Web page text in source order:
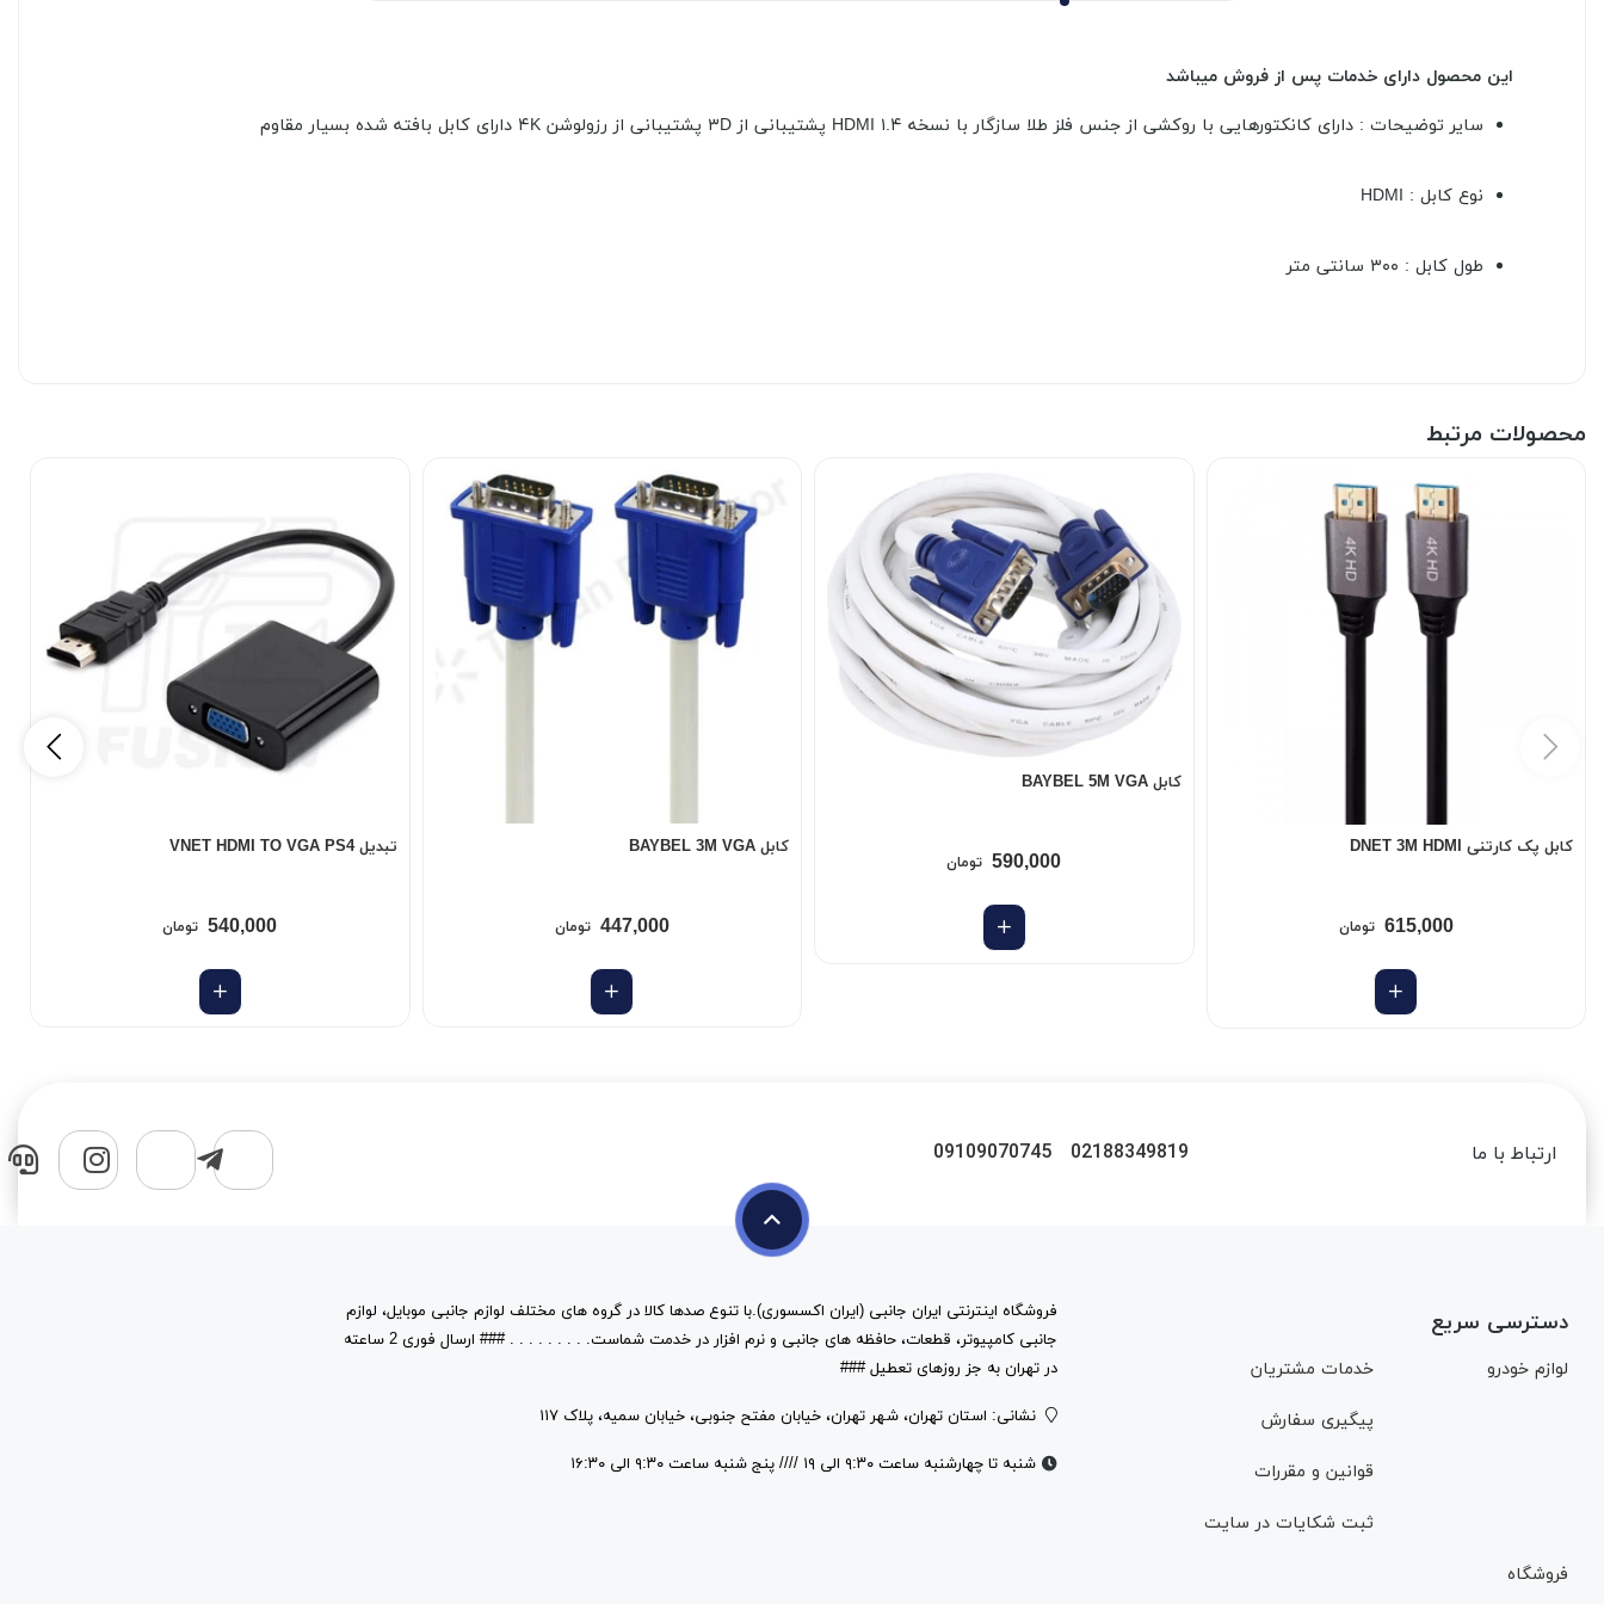
این محصول دارای خدمات پس از فروش میباشد
سایر توضیحات : دارای کانکتورهایی با روکشی از جنس فلز طلا سازگار با نسخه ۱.۴ HDMI پشتیبانی از ۳D پشتیبانی از رزولوشن ۴K دارای کابل بافته شده بسیار مقاوم
نوع کابل : HDMI
طول کابل : ۳۰۰ سانتی متر
محصولات مرتبط
کابل پک کارتنی DNET 3M HDMI
615,000 تومان
کابل BAYBEL 5M VGA
590,000 تومان
کابل BAYBEL 3M VGA
447,000 تومان
تبدیل VNET HDMI TO VGA PS4
540,000 تومان
ارتباط با ما 02188349819
09109070745
دسترسی سریع
لوازم خودرو خدمات مشتریان
پیگیری سفارش
قوانین و مقررات
ثبت شکایات در سایت
فروشگاه
فروشگاه اینترنتی ایران جانبی (ایران اکسسوری).با تنوع صدها کالا در گروه های مختلف لوازم جانبی موبایل، لوازم
جانبی کامپیوتر، قطعات، حافظه های جانبی و نرم افزار در خدمت شماست. . . . . . . . . ### ارسال فوری 2 ساعته
در تهران به جز روزهای تعطیل ###
نشانی: استان تهران، شهر تهران، خیابان مفتح جنوبی، خیابان سمیه، پلاک ۱۱۷
شنبه تا چهارشنبه ساعت ۹:۳۰ الی ۱۹ //// پنج شنبه ساعت ۹:۳۰ الی ۱۶:۳۰